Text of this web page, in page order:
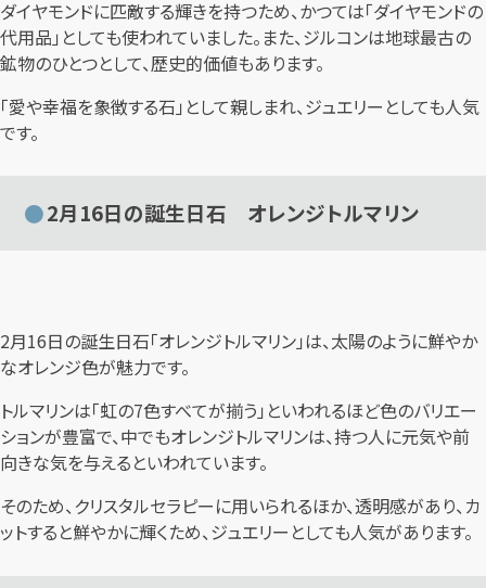
ダイヤモンドに匹敵する輝きを持つため、かつては「ダイヤモンドの
代用品」としても使われていました。また、ジルコンは地球最古の
鉱物のひとつとして、歴史的価値もあります。
「愛や幸福を象徴する石」として親しまれ、ジュエリーとしても人気
です。
2月16日の誕生日石 オレンジトルマリン
2月16日の誕生日石「オレンジトルマリン」は、太陽のように鮮やか
なオレンジ色が魅力です。
トルマリンは「虹の7色すべてが揃う」といわれるほど色のバリエー
ションが豊富で、中でもオレンジトルマリンは、持つ人に元気や前
向きな気を与えるといわれています。
そのため、クリスタルセラピーに用いられるほか、透明感があり、カ
ットすると鮮やかに輝くため、ジュエリーとしても人気があります。